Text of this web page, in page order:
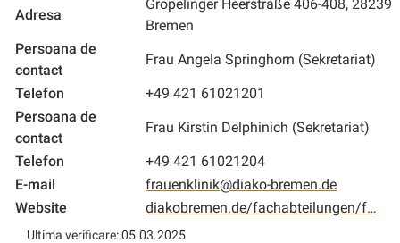
Adresa
Gröpelinger Heerstraße 406-408, 28239
Bremen
Persoana de
contact
Frau Angela Springhorn (Sekretariat)
Telefon
+49 421 61021201
Persoana de
contact
Frau Kirstin Delphinich (Sekretariat)
Telefon
+49 421 61021204
E-mail
frauenklinik@diako-bremen.de
Website
diakobremen.de/fachabteilungen/f…
Ultima verificare: 05.03.2025